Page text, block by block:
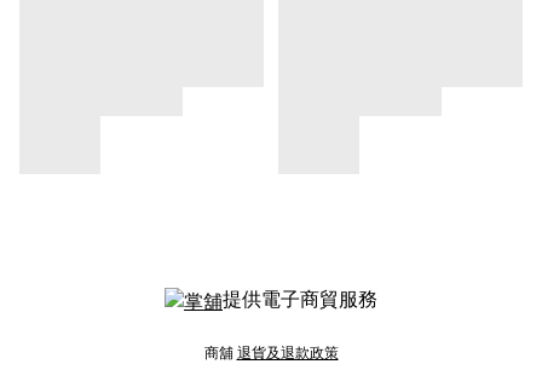
提供電子商貿服務
商舖 退貨及退款政策